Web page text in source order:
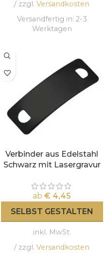
/ zzgl. Versandkosten
Versandfertig in: 2-3
Werktagen
Verbinder aus Edelstahl
Schwarz mit Lasergravur
ab € 4,45
SELBST GESTALTEN
inkl. MwSt.
/ zzgl. Versandkosten